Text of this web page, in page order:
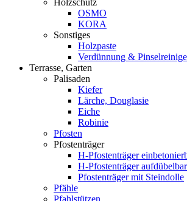
Holzschutz
OSMO
KORA
Sonstiges
Holzpaste
Verdünnung &
Terrasse, Garten
Palisaden
Kiefer
Lärche, Douglasie
Eiche
Robinie
Pfosten
Pfostenträger
H-Pfostenträger
H-Pfostenträger aufdübelbar
Pfostenträger mit Steindolle
Pfähle
Pfahlstützen